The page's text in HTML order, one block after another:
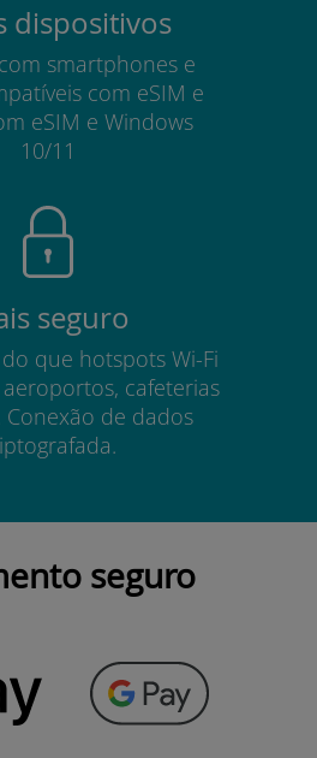
dispositivos
smartphones e
com eSIM e
eSIM e Windows
10/11
seguro
que hotspots Wi-Fi
cafeterias
Conexão de dados
seguro